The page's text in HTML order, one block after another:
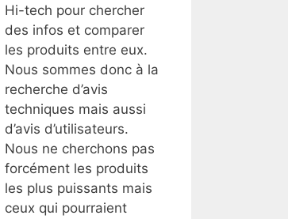
Hi-tech pour chercher
des infos et comparer
les produits entre eux.
Nous sommes donc à la
recherche d’avis
techniques mais aussi
d’avis d’utilisateurs.
Nous ne cherchons pas
forcément les produits
les plus puissants mais
ceux qui pourraient